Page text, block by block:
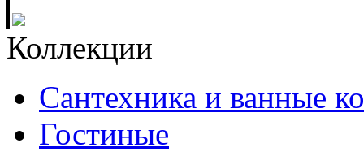
Коллекции
Сантехника и ванные
Гостиные